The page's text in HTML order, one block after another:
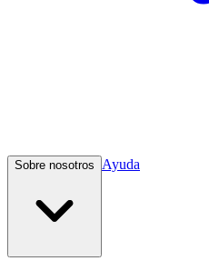
Sobre nosotros Ayuda